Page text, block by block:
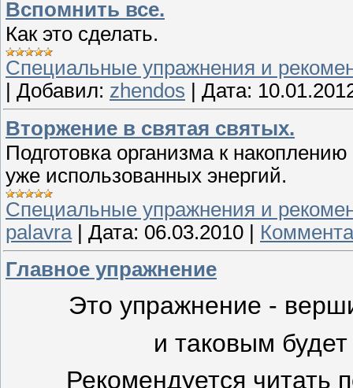
Вспомнить все.
Как это сделать.
Специальные упражнения и
Добавил: zhendos Дата:
Вторжение в святая святых.
Подготовка организма к
уже использованных энергий.
Специальные упражнения и
palavra | Дата: 06.03.2010 |
Главное упражнение
Это упражнение -
и таковым
Рекомендуется читать